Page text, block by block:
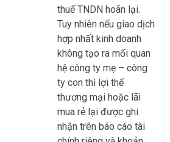
thuế TNDN hoãn lại.
Tuy nhiên nếu giao dịch
hợp nhất kinh doanh
không tạo ra mối quan
hệ công ty mẹ – công
ty con thì lợi thế
thương mại hoặc lãi
mua rẻ lại được ghi
nhận trên báo cáo tài